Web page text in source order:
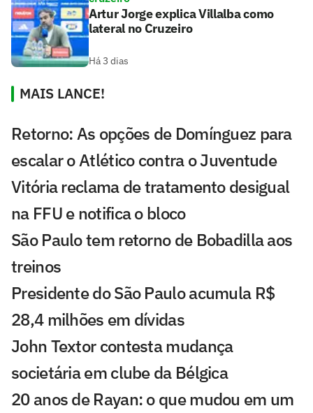
Artur Jorge explica Villalba como
lateral no Cruzeiro
Há 3 dias
MAIS LANCE!
Retorno: As opções de Domínguez para
escalar o Atlético contra o Juventude
Vitória reclama de tratamento desigual
na FFU e notifica o bloco
São Paulo tem retorno de Bobadilla aos
treinos
Presidente do São Paulo acumula R$
28,4 milhões em dívidas
John Textor contesta mudança
societária em clube da Bélgica
20 anos de Rayan: o que mudou em um